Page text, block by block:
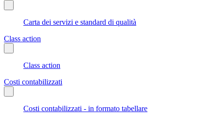
Carta dei servizi e standard di qualità
Class action
Class action
Costi contabilizzati
Costi contabilizzati - in formato tabellare